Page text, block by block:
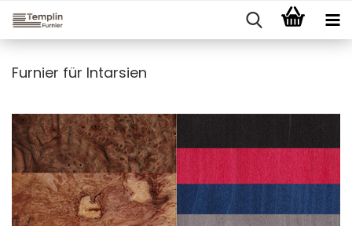
Furnier für Intarsien